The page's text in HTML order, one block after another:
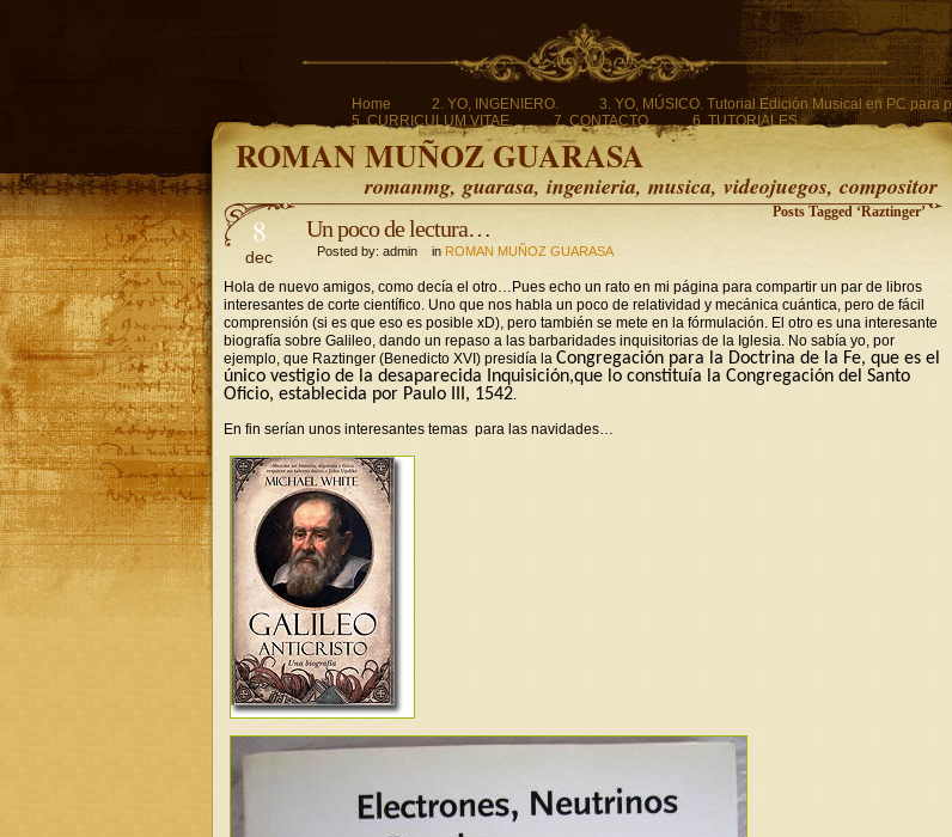
Home 2. YO, INGENIERO. 3. YO, MÚSICO. Tutorial Edición Musical en PC para
5. CURRICULUM VITAE.
7. CONTACTO. 6. TUTORIALES.
ROMAN MUÑOZ GUARASA
romanmg, guarasa, ingenieria, musica, videojuegos, compositor
Posts Tagged ‘Raztinger’
8
dec
Un poco de lectura…
Posted by: admin in ROMAN MUÑOZ GUARASA
Hola de nuevo amigos, como decía el otro…Pues echo un rato en mi página para compartir un par de libros
interesantes de corte científico. Uno que nos habla un poco de relatividad y mecánica cuántica, pero de fácil
comprensión (si es que eso es posible xD), pero también se mete en la fórmulación. El otro es una interesante
biografía sobre Galileo, dando un repaso a las barbaridades inquisitorias de la Iglesia. No sabía yo, por
ejemplo, que Raztinger (Benedicto XVI) presidía la Congregación para la Doctrina de la Fe, que es el
único vestigio de la desaparecida Inquisición,que lo constituía la Congregación del Santo
Oficio, establecida por Paulo III, 1542.
En fin serían unos interesantes temas para las navidades…